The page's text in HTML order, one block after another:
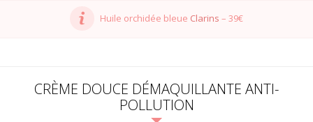
Huile orchidée bleue Clarins – 39€
CRÈME DOUCE DÉMAQUILLANTE ANTI-
POLLUTION